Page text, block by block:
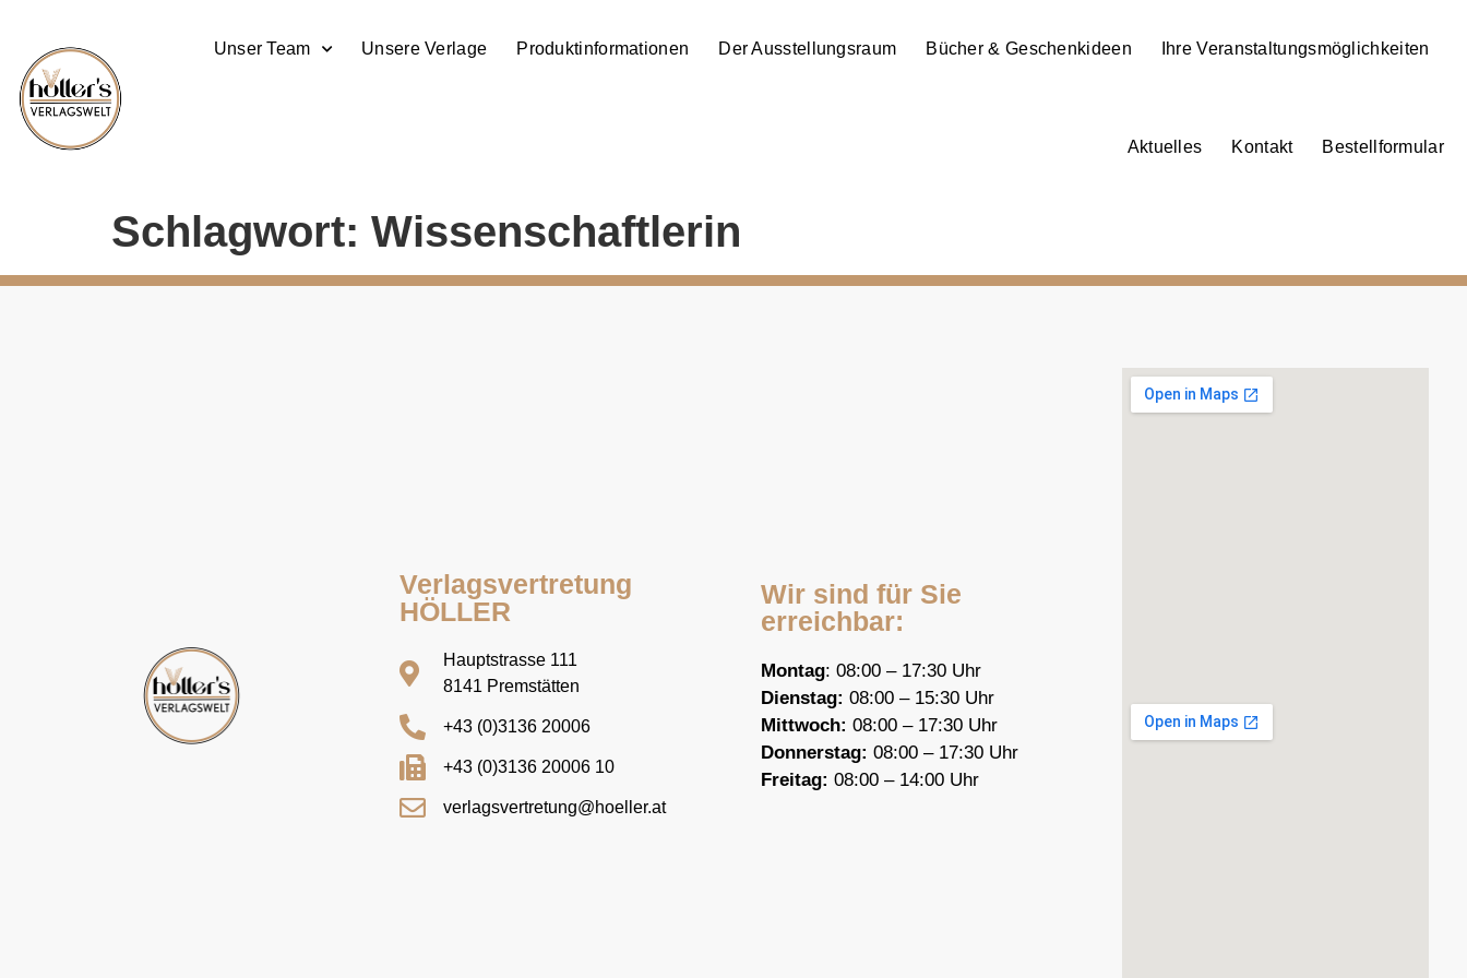
Unser Team Unsere Verlage Produktinformationen Der Ausstellungsraum Bücher & Geschenkideen Ihre Veranstaltungsmöglichkeiten
Aktuelles Kontakt Bestellformular
Schlagwort: Wissenschaftlerin
Verlagsvertretung
HÖLLER
Hauptstrasse 111
8141 Premstätten
+43 (0)3136 20006
+43 (0)3136 20006 10
verlagsvertretung@hoeller.at
Wir sind für Sie
erreichbar:
Montag: 08:00 – 17:30 Uhr
Dienstag: 08:00 – 15:30 Uhr
Mittwoch: 08:00 – 17:30 Uhr
Donnerstag: 08:00 – 17:30 Uhr
Freitag: 08:00 – 14:00 Uhr